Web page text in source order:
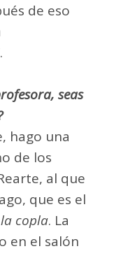
de eso
seas
hago una
de los
al que
que es el
copla. La
en el salón